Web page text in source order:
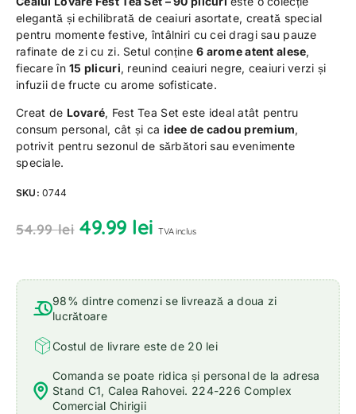
elegantă și echilibrată de ceaiuri asortate, creată special
pentru momente festive, întâlniri cu cei dragi sau pauze
rafinate de zi cu zi. Setul conține6 arome atent alese,
fiecare în15 plicuri, reunind ceaiuri negre, ceaiuri verzi și
infuzii de fructe cu arome sofisticate.
Creat de Lovaré, Fest Tea Set este ideal atât pentru
consum personal, cât și ca idee de cadou premium,
potrivit pentru sezonul de sărbători sau evenimente
speciale.
SKU:0744
54.99lei 49.99 lei TVA inclus
98% dintre comenzi se livrează a doua zi
lucrătoare
Costul de livrare este de 20 lei
Comanda se poate ridica și personal de la adresa
Stand C1, Calea Rahovei. 224-226 Complex
Comercial Chirigii